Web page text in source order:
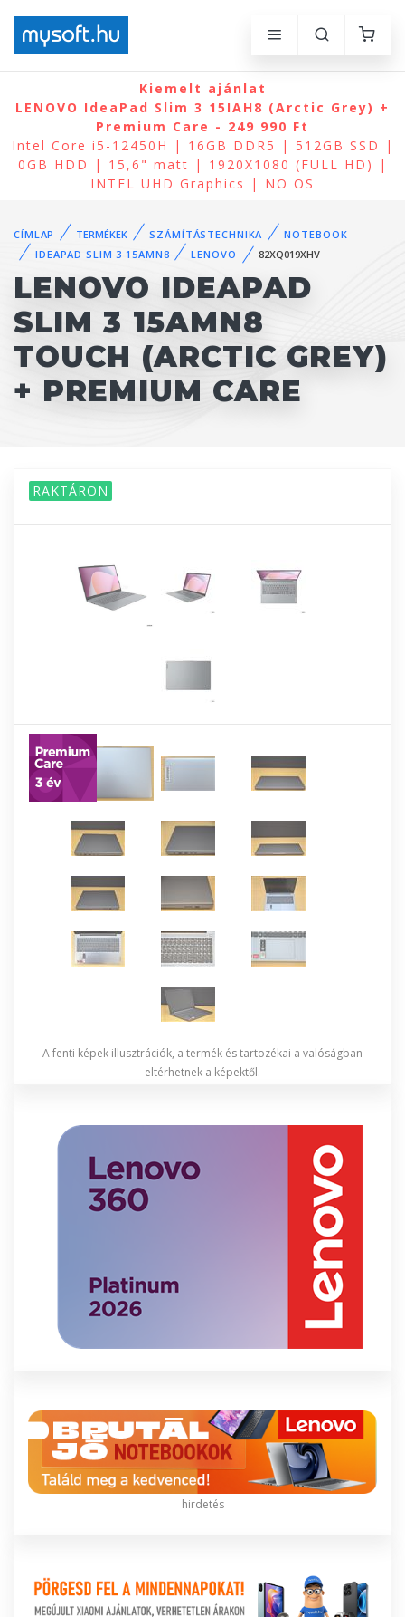
Kiemelt ajánlat
LENOVO IdeaPad Slim 3 15IAH8 (Arctic Grey) +
Premium Care - 249 990 Ft
Intel Core i5-12450H | 16GB DDR5 | 512GB SSD |
0GB HDD | 15,6" matt | 1920X1080 (FULL HD) |
INTEL UHD Graphics | NO OS
CÍMLAP TERMÉKEK SZÁMÍTÁSTECHNIKA
NOTEBOOK
IDEAPAD SLIM 3 15AMN8
LENOVO 82XQ019XHV
LENOVO IDEAPAD
SLIM 3 15AMN8
TOUCH (ARCTIC GREY)
+ PREMIUM CARE
RAKTÁRON
A fenti képek illusztrációk, a termék és tartozékai a valóságban
eltérhetnek a képektől.
hirdetés